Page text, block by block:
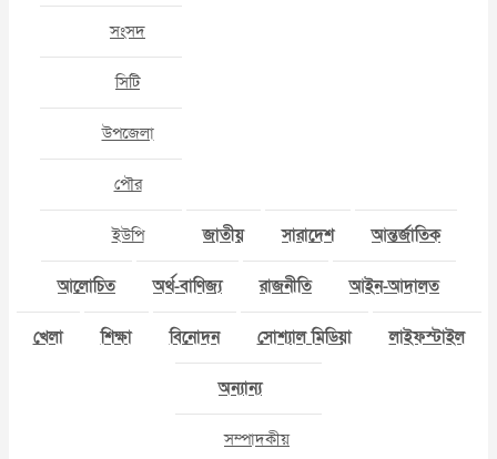
সংসদ
সিটি
উপজেলা
পৌর
ইউপি জাতীয় সারাদেশ আন্তর্জাতিক
আলোচিত অর্থ-বাণিজ্য রাজনীতি আইন-আদালত
খেলা শিক্ষা বিনোদন সোশ্যাল মিডিয়া লাইফস্টাইল
অন্যান্য
সম্পাদকীয়